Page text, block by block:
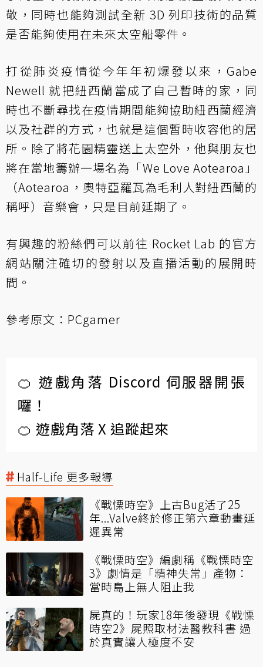
敬，同時也能夠測試全新 3D 列印技術的品質
是否能夠使用在未來太空船零件。
打從肺炎疫情從今年年初爆發以來，Gabe
Newell 就把紐西蘭當成了自己暫時的家，同
時也不斷尋找在疫情期間能夠協助紐西蘭經濟
以及社群的方式，也就是這個暫時收容他的居
所。除了將花園精靈送上太空外，他與朋友也
將在當地籌辦一場名為「We Love Aotearoa」
（Aotearoa，奧特亞羅瓦為毛利人對紐西蘭的
稱呼）音樂會，只是目前延期了。
有興趣的粉絲們可以前往 Rocket Lab 的官方
網站關注確切的發射以及直播活動的展開時
間。
參考原文： PCgamer
🍊 遊戲角落 Discord 伺服器開張
囉！
🍊 遊戲角落 X 追蹤起來
Half-Life 更多報導
《戰慄時空》上古Bug活了25
年...Valve終於修正第六章動畫延
遲異常
《戰慄時空》編劇稱《戰慄時空
3》劇情是「精神失常」產物：
當時島上無人阻止我
屍真的！玩家18年後發現《戰慄
時空2》屍照取材法醫教科書 過
於真實讓人極度不安